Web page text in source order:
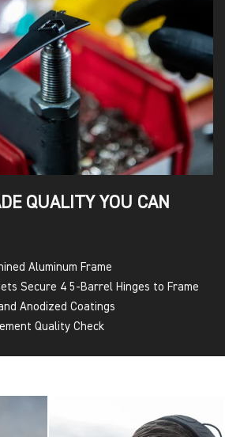
QUALITY YOU CAN
Aluminum Frame
Secure 4 5-Barrel Hinges to Frame
Anodized Coatings
Quality Check